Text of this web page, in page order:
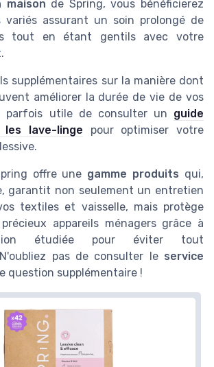
maison de Spring, vous bénéficierez
variés assurant un soin prolongé de
tout en étant gentils avec votre
supplémentaires sur la manière dont
améliorer la durée de vie de vos
parfois utile de consulter un guide
les lave-linge pour optimiser votre
offre une gamme produits qui,
garantit non seulement un entretien
textiles et vaisselle, mais protège
appareils ménagers grâce à
étudiée pour éviter tout
pas de consulter le service
question supplémentaire !
Concentrée Musc Blanc
dégraissant
froid